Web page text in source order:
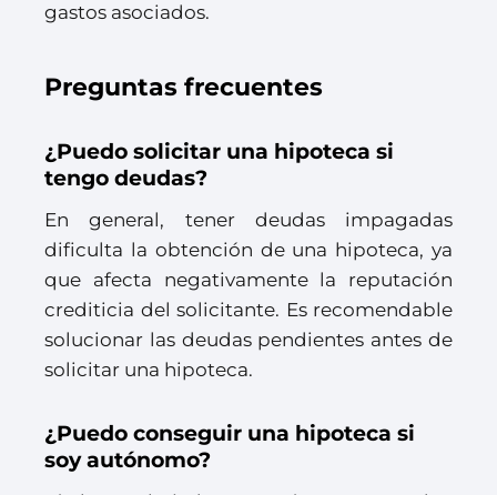
gastos asociados.
Preguntas frecuentes
¿Puedo solicitar una hipoteca si
tengo deudas?
En general, tener deudas impagadas
dificulta la obtención de una hipoteca, ya
que afecta negativamente la reputación
crediticia del solicitante. Es recomendable
solucionar las deudas pendientes antes de
solicitar una hipoteca.
¿Puedo conseguir una hipoteca si
soy autónomo?